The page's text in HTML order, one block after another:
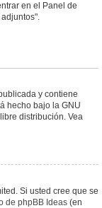
en el Panel de
y contiene
hecho bajo la GNU
distribución. Vea
Si usted cree que se
de phpBB Ideas (en